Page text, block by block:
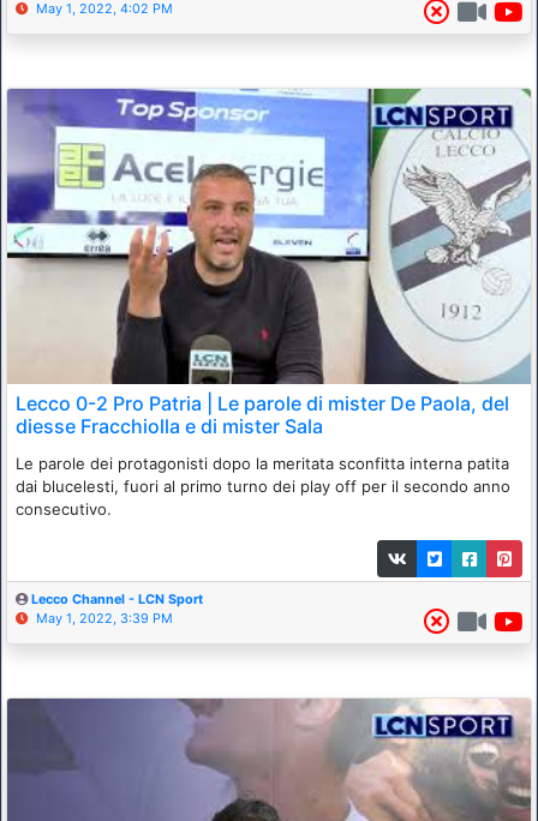
May 1, 2022, 4:02 PM
Lecco 0-2 Pro Patria | Le parole di mister De Paola, del
diesse Fracchiolla e di mister Sala
Le parole dei protagonisti dopo la meritata sconfitta interna patita
dai blucelesti, fuori al primo turno dei play off per il secondo anno
consecutivo.
Lecco Channel - LCN Sport
May 1, 2022, 3:39 PM